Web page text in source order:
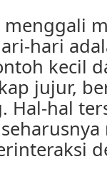
hari
kecil
jujur,
Hal-hal